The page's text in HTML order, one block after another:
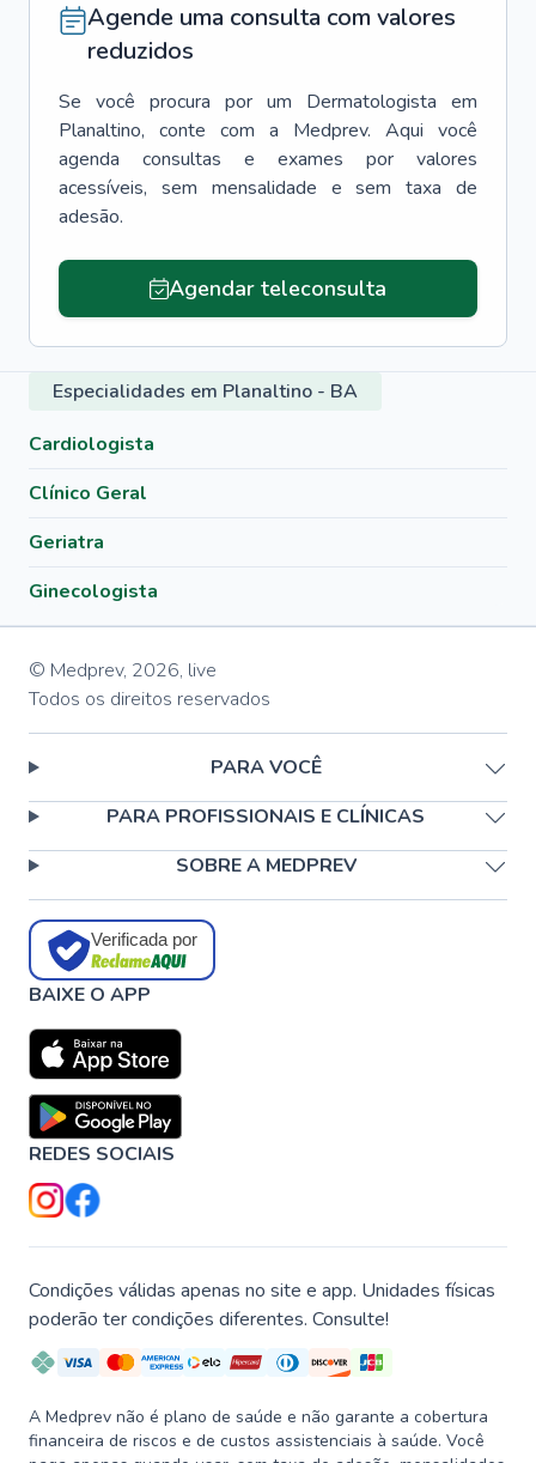
Agende uma consulta com valores
reduzidos
Se você procura por um Dermatologista em
Planaltino, conte com a Medprev. Aqui você
agenda consultas e exames por valores
acessíveis, sem mensalidade e sem taxa de
adesão.
Agendar teleconsulta
Especialidades em Planaltino - BA
Cardiologista
Clínico Geral
Geriatra
Ginecologista
© Medprev, 2026, live
Todos os direitos reservados
PARA VOCÊ
PARA PROFISSIONAIS E CLÍNICAS
SOBRE A MEDPREV
Verificada por
BAIXE O APP
REDES SOCIAIS
Condições válidas apenas no site e app. Unidades físicas
poderão ter condições diferentes. Consulte!
A Medprev não é plano de saúde e não garante a cobertura
financeira de riscos e de custos assistenciais à saúde. Você